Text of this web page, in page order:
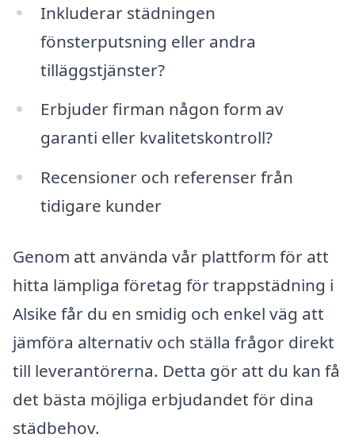
Inkluderar städningen
fönsterputsning eller andra
tilläggstjänster?
Erbjuder firman någon form av
garanti eller kvalitetskontroll?
Recensioner och referenser från
tidigare kunder
Genom att använda vår plattform för att
hitta lämpliga företag för trappstädning i
Alsike får du en smidig och enkel väg att
jämföra alternativ och ställa frågor direkt
till leverantörerna. Detta gör att du kan få
det bästa möjliga erbjudandet för dina
städbehov.